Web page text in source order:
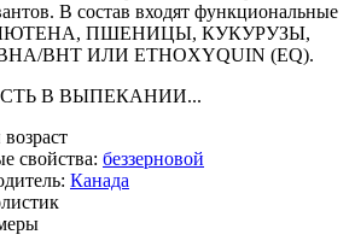
В состав входят функциональные
ГЛЮТЕНА, ПШЕНИЦЫ, КУКУРУЗЫ,
BHT ИЛИ ETHOXYQUIN (EQ).
В ВЫПЕКАНИИ...
свойства: беззерновой
Канада